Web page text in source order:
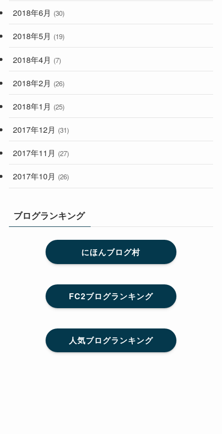
2018年6月 (30)
2018年5月 (19)
2018年4月 (7)
2018年2月 (26)
2018年1月 (25)
2017年12月 (31)
2017年11月 (27)
2017年10月 (26)
ブログランキング
にほんブログ村
FC2ブログランキング
人気ブログランキング